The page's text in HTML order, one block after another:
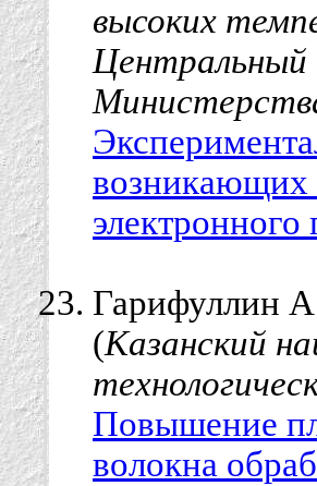
высоких
Центральный
возникающих
Гарифуллин
(Казанский
Повышение
волокна